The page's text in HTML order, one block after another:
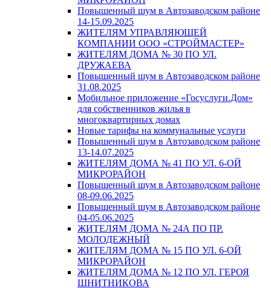
Повышенный шум в Автозаводском районе
14-15.09.2025
ЖИТЕЛЯМ УПРАВЛЯЮЩЕЙ
КОМПАНИИ ООО «СТРОЙМАСТЕР»
ЖИТЕЛЯМ ДОМА № 30 ПО УЛ.
ДРУЖАЕВА
Повышенный шум в Автозаводском районе
31.08.2025
Мобильное приложение «Госуслуги.Дом»
для собственников жилья в
многоквартирных домах
Новые тарифы на коммунальные услуги
Повышенный шум в Автозаводском районе
13-14.07.2025
ЖИТЕЛЯМ ДОМА № 41 ПО УЛ. 6-ОЙ
МИКРОРАЙОН
Повышенный шум в Автозаводском районе
08-09.06.2025
Повышенный шум в Автозаводском районе
04-05.06.2025
ЖИТЕЛЯМ ДОМА № 24А ПО ПР.
МОЛОДЕЖНЫЙ
ЖИТЕЛЯМ ДОМА № 15 ПО УЛ. 6-ОЙ
МИКРОРАЙОН
ЖИТЕЛЯМ ДОМА № 12 ПО УЛ. ГЕРОЯ
ШНИТНИКОВА